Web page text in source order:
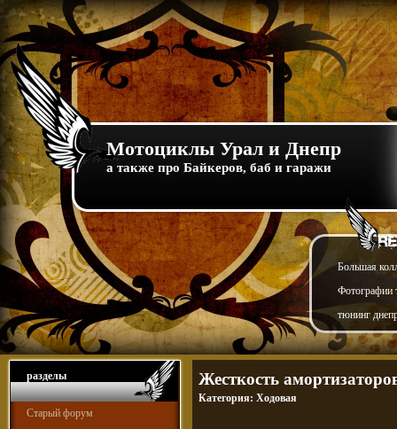
Мотоциклы Урал и Днепр
а также про Байкеров, баб и гаражи
Большая
Фотографии
тюнинг
разделы
Старый форум
Жесткость
Категория: Ходовая